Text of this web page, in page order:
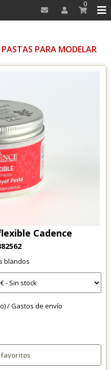
0
PASTAS PARA MODELAR
Cadence
blandos
/Gastos de envío